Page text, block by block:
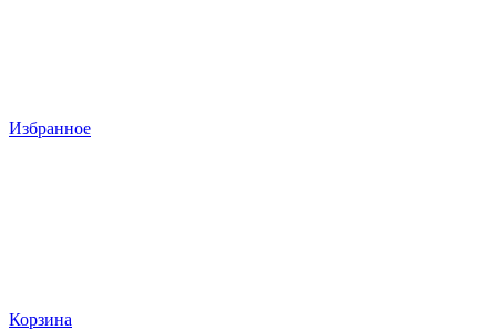
Избранное
Корзина